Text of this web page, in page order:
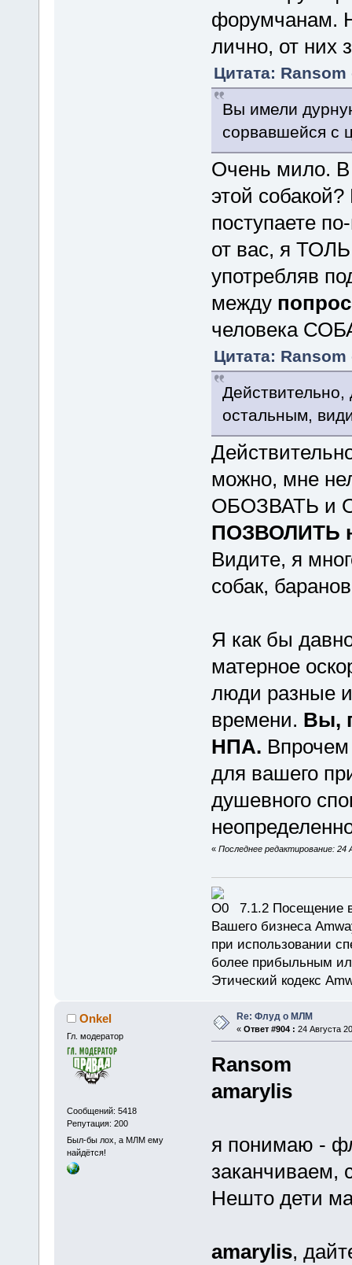
форумчанам.
лично, от них
Цитата: Ransom
Вы имели
сорвавшейся с
Очень мило. В
этой
поступаете
от вас, я
употребляв
между
человека
Цитата: Ransom
остальным,
можно, мне
ОБОЗВАТЬ и
ПОЗВОЛИТЬ
Видите, я
собак,
Я как бы
матерное
люди разные
времени. Вы,
НПА. Впрочем
для вашего
душевного
« Последнее редактирование: 24
7.1.2 Посещение
Вашего бизнеса
при использовании
более прибыльным
Этический кодекс
Onkel
Гл. модератор
Сообщений: 5418
Репутация: 200
Был-бы лох, а МЛМ ему
найдётся!
Re: Флуд о МЛМ
« Ответ #904 : 24 Августа
Ransom
amarylis
я понимаю -
заканчиваем,
Нешто дети
amarylis,